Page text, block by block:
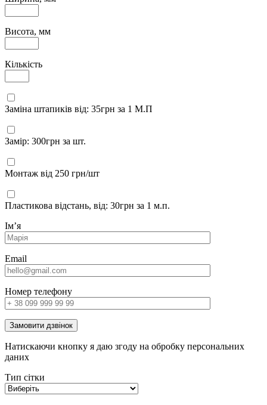
Висота, мм
Кількість
Заміна штапиків від: 35грн за 1 М.П
Замір: 300грн за шт.
Монтаж від 250 грн/шт
Пластикова відстань, від: 30грн за 1 м.п.
Імʼя
Email
Номер телефону
Замовити дзвінок
Натискаючи кнопку я даю згоду на обробку персональних
даних
Тип сітки